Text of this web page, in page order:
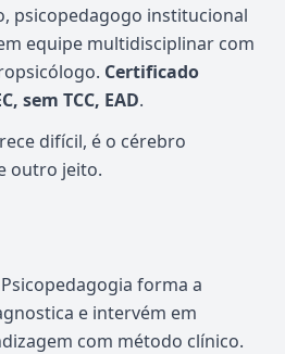
psicopedagogo institucional
equipe multidisciplinar com
Certificado
sem TCC, EAD.
difícil, é o cérebro
outro jeito.
forma a
e intervém em
com método clínico.